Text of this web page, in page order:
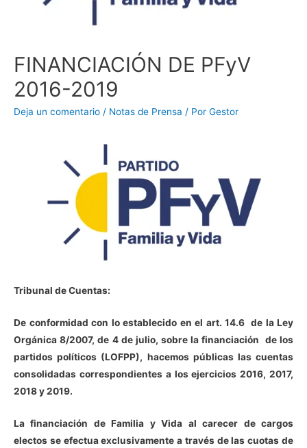
FINANCIACIÓN DE PFyV
2016-2019
Deja un comentario / Notas de Prensa / Por Gestor
Tribunal de Cuentas:
De conformidad con lo establecido en el art. 14.6 de la Ley
Orgánica 8/2007, de 4 de julio, sobre la financiación de los
partidos políticos (LOFPP), hacemos públicas las cuentas
consolidadas correspondientes a los ejercicios 2016, 2017,
2018 y 2019.
La financiación de Familia y Vida al carecer de cargos
electos se efectua exclusivamente a través de las cuotas de